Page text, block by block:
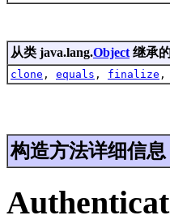
从类 java.lang.Object 继承
clone , equals , finalize ,
构造方法详细信息